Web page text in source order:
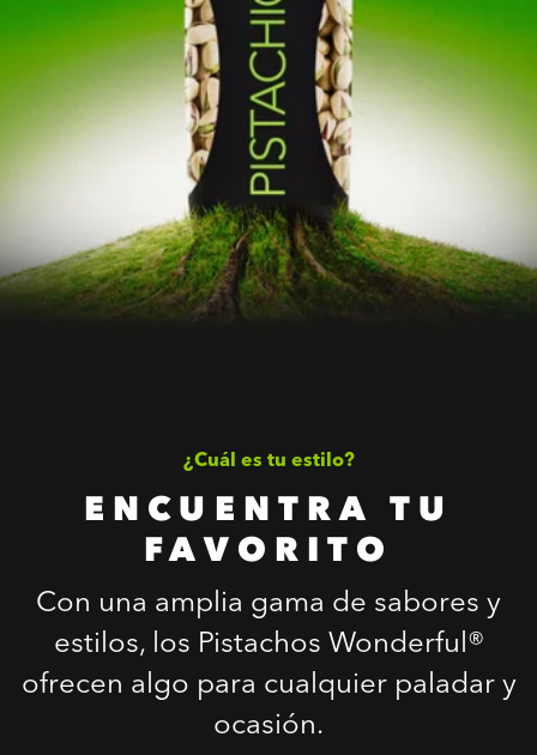
¿Cuál es tu estilo?
ENCUENTRA TU
FAVORITO
Con una amplia gama de sabores y
estilos, los Pistachos Wonderful®
ofrecen algo para cualquier paladar y
ocasión.